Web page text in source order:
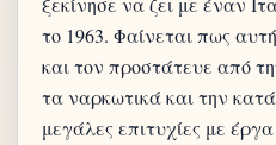
το 1963. Φαίνεται πως
και τον προστάτευε από
τα ναρκωτικά και την
μεγάλες επιτυχίες με